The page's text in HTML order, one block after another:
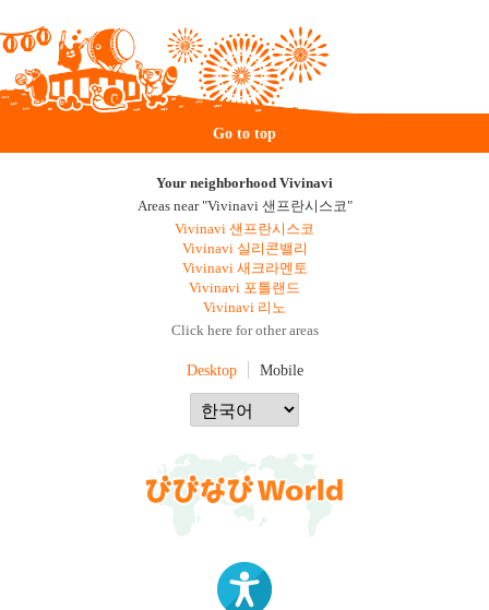
Go to top
Your neighborhood Vivinavi
Areas near "Vivinavi 샌프란시스코"
Vivinavi 샌프란시스코
Vivinavi 실리콘밸리
Vivinavi 새크라멘토
Vivinavi 포틀랜드
Vivinavi 리노
Click here for other areas
Desktop Mobile